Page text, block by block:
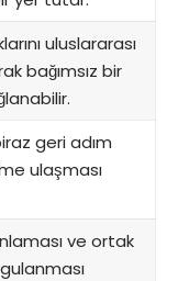
uluslararası
bağımsız bir
geri adım
ulaşması
ve ortak